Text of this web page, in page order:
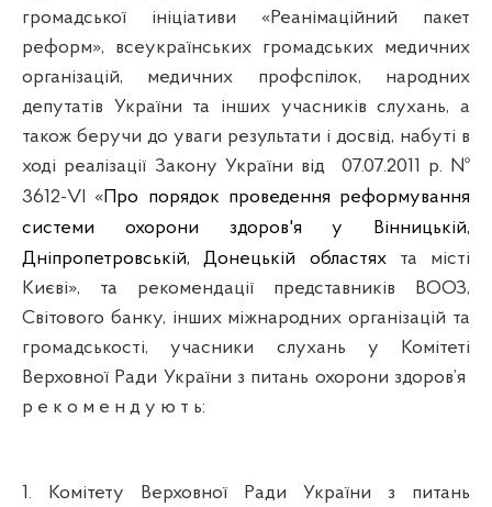
громадської ініціативи «Реанімаційний пакет
реформ», всеукраїнських громадських медичних
організацій, медичних профспілок, народних
депутатів України та інших учасників слухань, а
також беручи до уваги результати і досвід, набуті в
ході реалізації Закону України від
07.07.2011 р. №
3612-VI «Про порядок проведення реформування
системи охорони здоров'я у Вінницькій,
Дніпропетровській, Донецькій областяхта місті
Києві», та рекомендації представників ВООЗ,
Світового банку, інших міжнародних організацій та
громадськості, учасники слухань у Комітеті
Верховної Ради України з питань охорони здоров’я
р е к о м е н д у ю т ь:
1. Комітету Верховної Ради України з
питань